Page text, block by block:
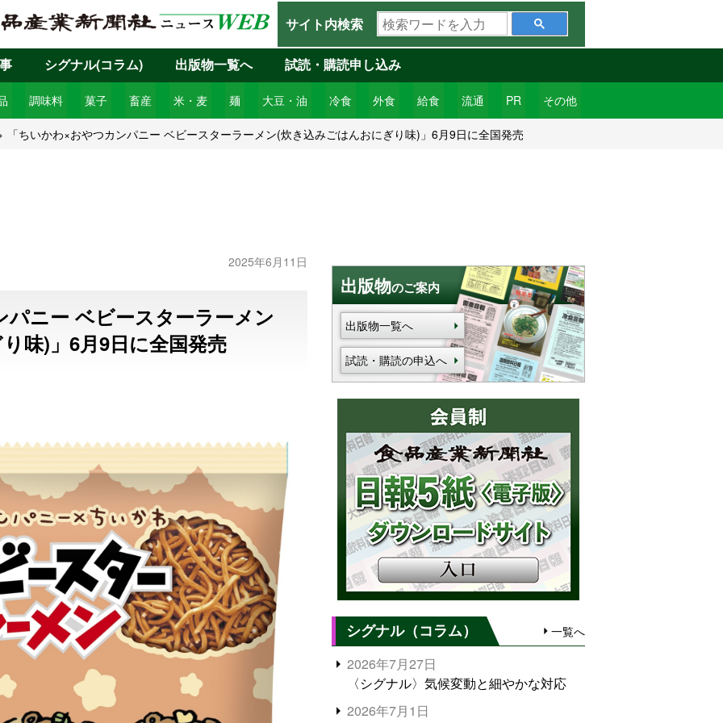
サイト内検索
検
索
ワ
ー
ド
を
入
調味料 菓子 畜産 米・麦 麺 大豆・油 冷食 外食 給食 流通 PR その他
シグナル(コラム) 出版物一覧へ 試読・購読申し込み
「ちいかわ×おやつカンパニー ベビースターラーメン(炊き込みごはんおにぎり味)」6月9日に全国発売
2025年6月11日
ニー ベビースターラーメン
味)」6月9日に全国発売
出版物のご案内
出版物一覧へ
試読・購読の申込へ
シグナル（コラム） 一覧へ
2026年7月27日
〈シグナル〉気候変動と細やかな対応
2026年7月1日